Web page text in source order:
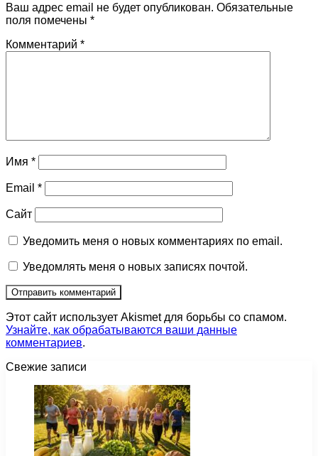
Ваш адрес email не будет опубликован. Обязательные
поля помечены *
Комментарий *
Имя *
Email *
Сайт
Уведомить меня о новых комментариях по email.
Уведомлять меня о новых записях почтой.
Этот сайт использует Akismet для борьбы со спамом.
Узнайте, как обрабатываются ваши данные
комментариев.
Свежие записи